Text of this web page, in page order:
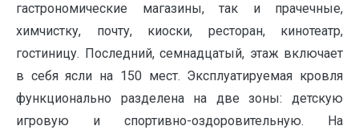
гастрономические магазины, так и прачечные,
химчистку, почту, киоски, ресторан, кинотеатр,
гостиницу. Последний, семнадцатый, этаж включает
в себя ясли на 150 мест. Эксплуатируемая кровля
функционально разделена на две зоны: детскую
игровую и спортивно-оздоровительную. На